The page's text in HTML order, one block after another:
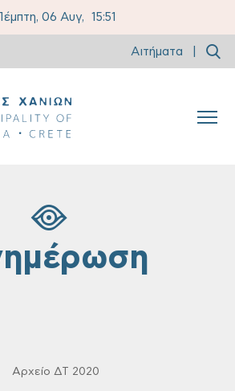
06 Αυγ, 15:51
Αιτήματα
Αρχείο ΔΤ 2020